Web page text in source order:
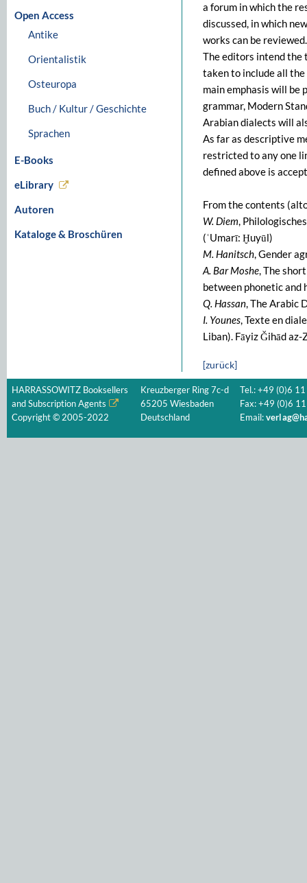
Open Access
Antike
Orientalistik
Osteuropa
Buch / Kultur / Geschichte
Sprachen
E-Books
eLibrary
Autoren
Kataloge & Broschüren
a forum in which the
discussed, in which
works can be reviewed.
The editors intend the
taken to include all
main emphasis will be
grammar, Modern
Arabian dialects will
As far as descriptive
restricted to any one
defined above is
From the contents
W. Diem,
(ʿUmarī: Ḫuyūl)
M. Hanitsch, Gender
A. Bar Moshe, The
between phonetic
Q. Hassan, The Arabic
I. Younes, Texte en
Liban). Fāyiz Ǧihād
[zurück]
HARRASSOWITZ Booksellers
and Subscription Agents
Copyright © 2005-2022
Kreuzberger Ring 7c-d
65205 Wiesbaden
Deutschland
Tel.: +49 (0)6
Fax: +49 (0)6
Email: